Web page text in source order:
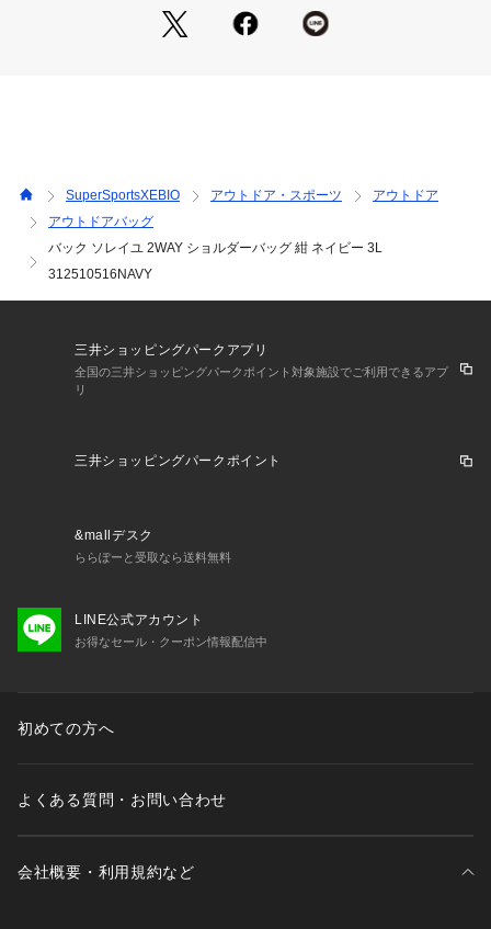
※ブラウザやお使いのモニター環境により、掲載画像と実際の
商品の色味が若干異なる場合があります。
BBQ バーベキュー キャンプ ツアー フェス ライブ スポーツ
観戦 普段使い 旅 旅行 トラベル 観光 散歩 お出かけ ウォーキ
ング サイクリング タウンユース デイリーユース ウォッシュ加
工 軽量 軽い
SuperSportsXEBIO アウトドア・スポーツ
アウトドア
アウトドアバッグ
バック ソレイユ 2WAY ショルダーバッグ 紺 ネイビー 3L
312510516NAVY
三井ショッピングパークアプリ
全国の三井ショッピングパークポイント対象施設でご利用できるアプ
リ
三井ショッピングパークポイント
&mallデスク
ららぽーと受取なら送料無料
LINE公式アカウント
お得なセール・クーポン情報配信中
初めての方へ
よくある質問・お問い合わせ
会社概要・利用規約など